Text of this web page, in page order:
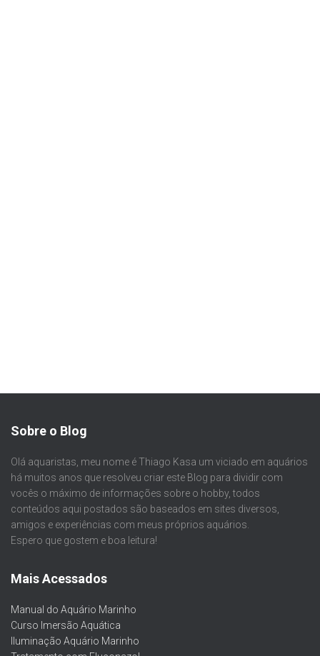
Sobre o Blog
Olá aquaristas, meu nome é Thiago Kasa um viciado em aquários
há muitos anos que resolveu criar este Blog para dividir com
vocês o máximo de informações sobre o hobby, todos
conteúdos aqui postados são baseados em sites diversos,
amigos e experiências com meus próprios aquários.
Espero que gostem e boa leitura!
Mais Acessados
Manual do Aquário Marinho
Curso Imersão Aquática
Iluminação Aquário Marinho